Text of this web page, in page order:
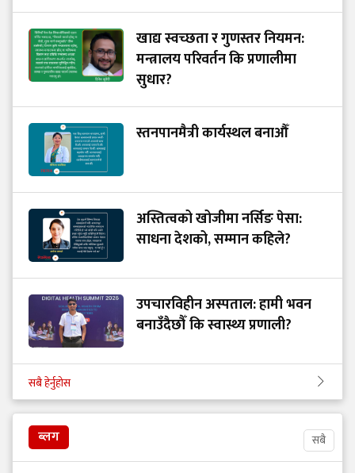
खाद्य स्वच्छता र गुणस्तर नियमन:
मन्त्रालय परिवर्तन कि प्रणालीमा
सुधार?
स्तनपानमैत्री कार्यस्थल बनाऔँ
अस्तित्वको खोजीमा नर्सिङ पेसा:
साधना देशको, सम्मान कहिले?
उपचारविहीन अस्पताल: हामी भवन
बनाउँदैछौँ कि स्वास्थ्य प्रणाली?
सबै हेर्नुहोस
ब्लग सबै